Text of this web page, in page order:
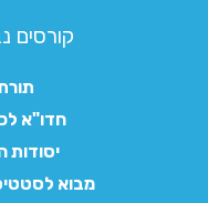
קורסים
תורת
חדו"א
יסודות
מבוא